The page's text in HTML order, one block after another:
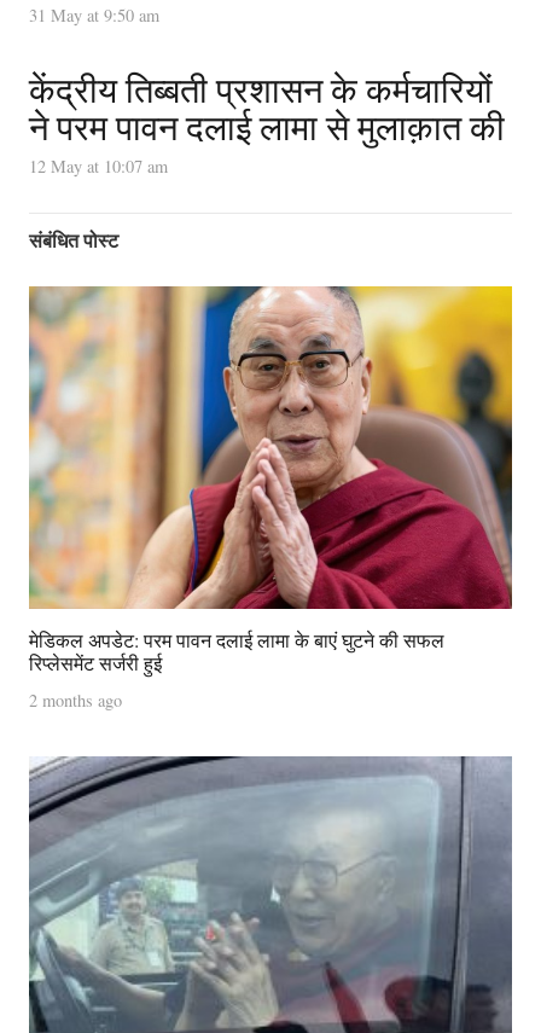
31 May at 9:50 am
केंद्रीय तिब्बती प्रशासन के कर्मचारियों
ने परम पावन दलाई लामा से मुलाक़ात की
12 May at 10:07 am
संबंधित पोस्ट
मेडिकल अपडेट: परम पावन दलाई लामा के बाएं घुटने की सफल
रिप्लेसमेंट सर्जरी हुई
2 months ago